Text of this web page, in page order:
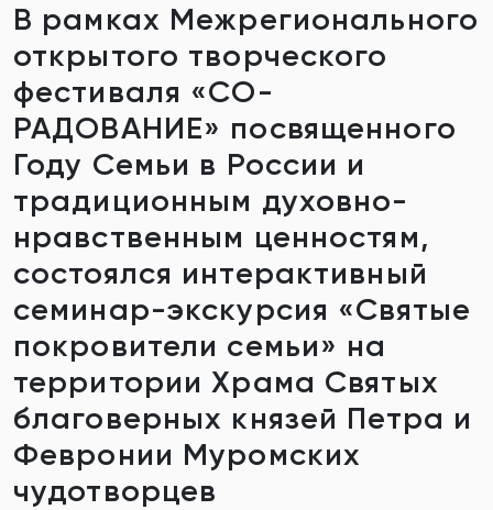
В рамках Межрегионального
открытого творческого
фестиваля «СО-
РАДОВАНИЕ» посвященного
Году Семьи в России и
традиционным духовно-
нравственным ценностям,
состоялся интерактивный
семинар-экскурсия «Святые
покровители семьи» на
территории Храма Святых
благоверных князей Петра и
Февронии Муромских
чудотворцев